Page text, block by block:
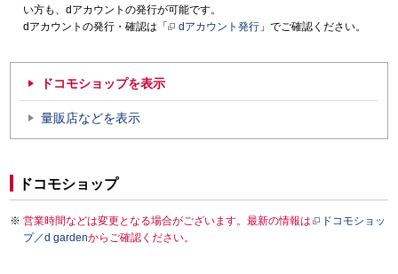
い方も、dアカウントの発行が可能です。
dアカウントの発行・確認は「
dアカウント発行 」でご確認ください。
ドコモショップを表示
量販店などを表示
ドコモショップ
営業時間などは変更となる場合がございます。最新の情報は
ドコモショッ
プ／d gardenからご確認ください。